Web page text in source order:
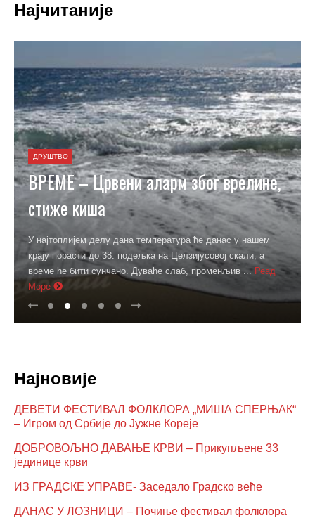
Најчитаније
ДРУШТВО
ВРЕМЕ – Црвени аларм због врелине,
стиже киша
У најтоплијем делу дана температура ће данас у нашем
крају порасти до 38. подељка на Целзијусовој скали, а
време ће бити сунчано. Дуваће слаб, променљив ... Реад
Море
Најновије
ДЕВЕТИ ФЕСТИВАЛ ФОЛКЛОРА „МИША СПЕРЊАК“
– Игром од Србије до Јужне Кореје
ДОБРОВОЉНО ДАВАЊЕ КРВИ – Прикупљене 33
јединице крви
ИЗ ГРАДСКЕ УПРАВЕ- Заседало Градско веће
ДАНАС У ЛОЗНИЦИ – Почиње фестивал фолклора